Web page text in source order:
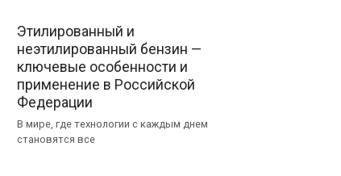
Этилированный и
неэтилированный бензин —
ключевые особенности и
применение в Российской
Федерации
В мире, где технологии с каждым днем
становятся все